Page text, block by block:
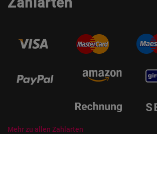
Mehr zu allen Zahlarten